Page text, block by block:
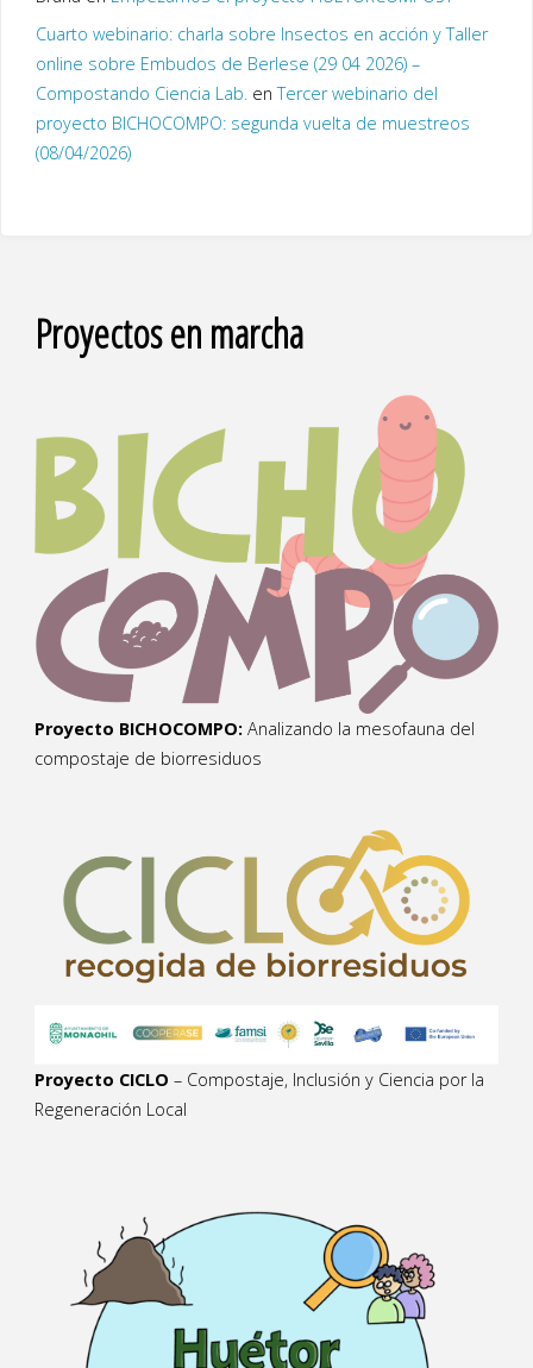
Cuarto webinario: charla sobre Insectos en acción y Taller
online sobre Embudos de Berlese (29 04 2026) –
Compostando Ciencia Lab.enTercer webinario del
proyecto BICHOCOMPO: segunda vuelta de muestreos
(08/04/2026)
Proyectos en marcha
Proyecto BICHOCOMPO: Analizando la mesofauna del
compostaje de biorresiduos
Proyecto CICLO – Compostaje, Inclusión y Ciencia por la
Regeneración Local